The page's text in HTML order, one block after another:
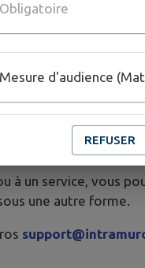
à un service,
une autre forme.
Obligatoire
Mesure d'audience
REFUSER